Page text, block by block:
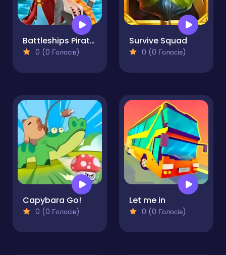
Battleships Pirates
0 (0 Голосів)
Survive Squad
0 (0 Голосів)
Capybara Go!
0 (0 Голосів)
Let me in
0 (0 Голосів)